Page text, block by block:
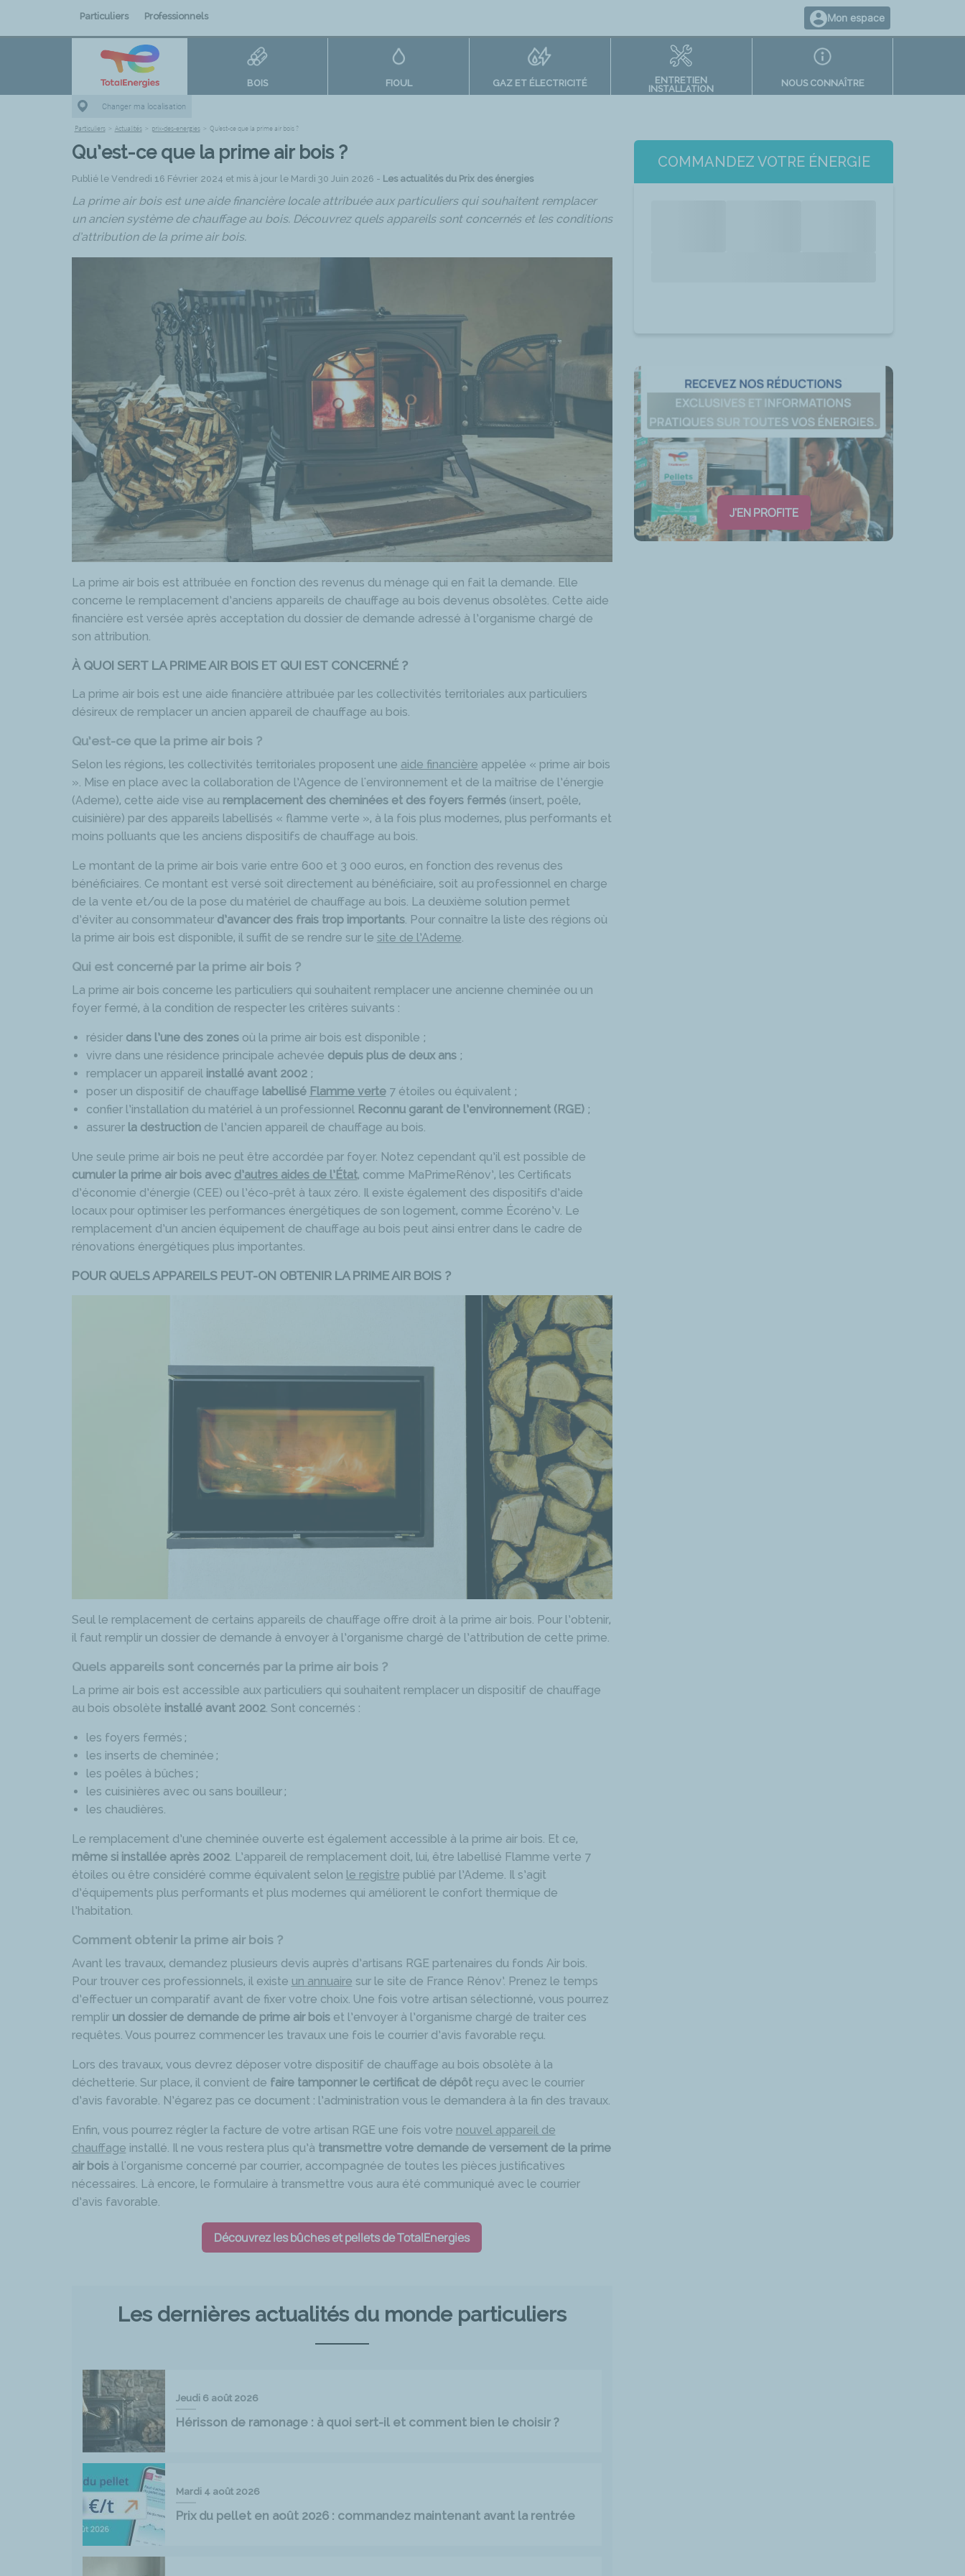
Particuliers Professionnels Mon espace
BOIS FIOUL GAZ ET ÉLECTRICITÉ
ENTRETIEN
INSTALLATION
NOUS CONNAÎTRE
Changer ma localisation
Particuliers > Actualités > prix-des-energies > Qu’est-ce que la prime air bois ?
Qu’est-ce que la prime air bois ?
Publié le Vendredi 16 Février 2024 et mis à jour le Mardi 30 Juin 2026 - Les actualités du Prix des énergies
La prime air bois est une aide financière locale attribuée aux particuliers qui souhaitent remplacer
un ancien système de chauffage au bois. Découvrez quels appareils sont concernés et les conditions
d’attribution de la prime air bois.
La prime air bois est attribuée en fonction des revenus du ménage qui en fait la demande. Elle
concerne le remplacement d’anciens appareils de chauffage au bois devenus obsolètes. Cette aide
financière est versée après acceptation du dossier de demande adressé à l’organisme chargé de
son attribution.
À QUOI SERT LA PRIME AIR BOIS ET QUI EST CONCERNÉ ?
La prime air bois est une aide financière attribuée par les collectivités territoriales aux particuliers
désireux de remplacer un ancien appareil de chauffage au bois.
Qu’est-ce que la prime air bois ?
Selon les régions, les collectivités territoriales proposent une aide financière appelée « prime air bois
». Mise en place avec la collaboration de l’Agence de l'environnement et de la maîtrise de l’énergie
(Ademe), cette aide vise au remplacement des cheminées et des foyers fermés(insert, poêle,
cuisinière) par des appareils labellisés « flamme verte », à la fois plus modernes, plus performants et
moins polluants que les anciens dispositifs de chauffage au bois.
Le montant de la prime air bois varie entre 600 et 3 000 euros, en fonction des revenus des
bénéficiaires. Ce montant est versé soit directement au bénéficiaire, soit au professionnel en charge
de la vente et/ou de la pose du matériel de chauffage au bois. La deuxième solution permet
d’éviter au consommateur d’avancer des frais trop importants. Pour connaître la liste des régions où
la prime air bois est disponible, il suffit de se rendre sur le site de l’Ademe
Qui est concerné par la prime air bois ?
La prime air bois concerne les particuliers qui souhaitent remplacer une ancienne cheminée ou un
foyer fermé, à la condition de respecter les critères suivants :
résider dans l’une des zonesoù la prime air bois est disponible ;
vivre dans une résidence principale achevée depuis plus de deux ans;
remplacer un appareil installé avant 2002;
poser un dispositif de chauffage labellisé Flamme verte7 étoiles ou équivalent ;
confier l’installation du matériel à un professionnel Reconnu garant de l’environnement (RGE);
assurer la destruction de l’ancien appareil de chauffage au bois.
Une seule prime air bois ne peut être accordée par foyer. Notez cependant qu’il est possible de
cumuler la prime air bois avec d’autres aides de l’État, comme MaPrimeRénov’, les Certificats
d’économie d’énergie (CEE) ou l’éco-prêt à taux zéro. Il existe également des dispositifs d’aide
locaux pour optimiser les performances énergétiques de son logement, comme Écoréno’v. Le
remplacement d’un ancien équipement de chauffage au bois peut ainsi entrer dans le cadre de
rénovations énergétiques plus importantes.
POUR QUELS APPAREILS PEUT-ON OBTENIR LA PRIME AIR BOIS ?
Seul le remplacement de certains appareils de chauffage offre droit à la prime air bois. Pour l’obtenir,
il faut remplir un dossier de demande à envoyer à l’organisme chargé de l’attribution de cette prime.
Quels appareils sont concernés par la prime air bois ?
La prime air bois est accessible aux particuliers qui souhaitent remplacer un dispositif de chauffage
au bois obsolète installé avant 2002. Sont concernés :
les foyers fermés ;
les inserts de cheminée ;
les poêles à bûches ;
les cuisinières avec ou sans bouilleur ;
les chaudières.
Le remplacement d’une cheminée ouverte est également accessible à la prime air bois. Et ce,
même si installée après 2002. L’appareil de remplacement doit, lui, être labellisé Flamme verte 7
étoiles ou être considéré comme équivalent selon le registre publié par l’Ademe. Il s’agit
d’équipements plus performants et plus modernes qui améliorent le confort thermique de
l’habitation.
Comment obtenir la prime air bois ?
Avant les travaux, demandez plusieurs devis auprès d’artisans RGE partenaires du fonds Air bois.
Pour trouver ces professionnels, il existe un annuaire sur le site de France Rénov’. Prenez le temps
d’effectuer un comparatif avant de fixer votre choix. Une fois votre artisan sélectionné, vous pourrez
remplir un dossier de demande de prime air boiset l’envoyer à l’organisme chargé de traiter ces
requêtes. Vous pourrez commencer les travaux une fois le courrier d’avis favorable reçu.
Lors des travaux, vous devrez déposer votre dispositif de chauffage au bois obsolète à la
déchetterie. Sur place, il convient de faire tamponner le certificat de dépôtreçu avec le courrier
d’avis favorable. N’égarez pas ce document : l’administration vous le demandera à la fin des travaux.
Enfin, vous pourrez régler la facture de votre artisan RGE une fois votre nouvel appareil de
chauffage installé. Il ne vous restera plus qu’à transmettre votre demande de versement de la prime
air boisà l'organisme concerné par courrier, accompagnée de toutes les pièces justificatives
nécessaires. Là encore, le formulaire à transmettre vous aura été communiqué avec le courrier
d’avis favorable.
Découvrez les bûches et pellets de TotalEnergies
Les dernières actualités du monde particuliers
Jeudi 6 août 2026
Hérisson de ramonage : à quoi sert-il et comment bien le choisir ?
Mardi 4 août 2026
Prix du pellet en août 2026 : commandez maintenant avant la rentrée
COMMANDEZ VOTRE ÉNERGIE
J'EN PROFITE